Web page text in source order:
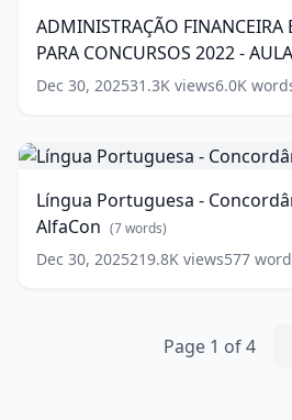
Guedes
words)
PARA
CONCURSOS
2022
3/3
-
words)
ADMINISTRAÇÃO FINANCEIRA
PARA CONCURSOS 2022 -
words)
Dec 30, 202531.3K views6.0K
Portuguesa
-
Verbal
-
AlfaCon
(7
Língua Portuguesa -
AlfaCon (7words)
Dec 30, 2025219.8K views577
Page 1 of4